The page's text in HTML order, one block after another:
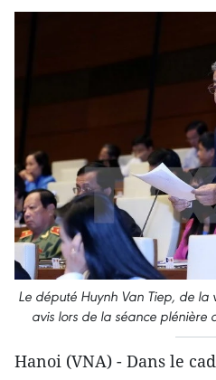
Le député Huynh Van Tiep, de la
avis lors de la séance plénière
Hanoi (VNA) - Dans le